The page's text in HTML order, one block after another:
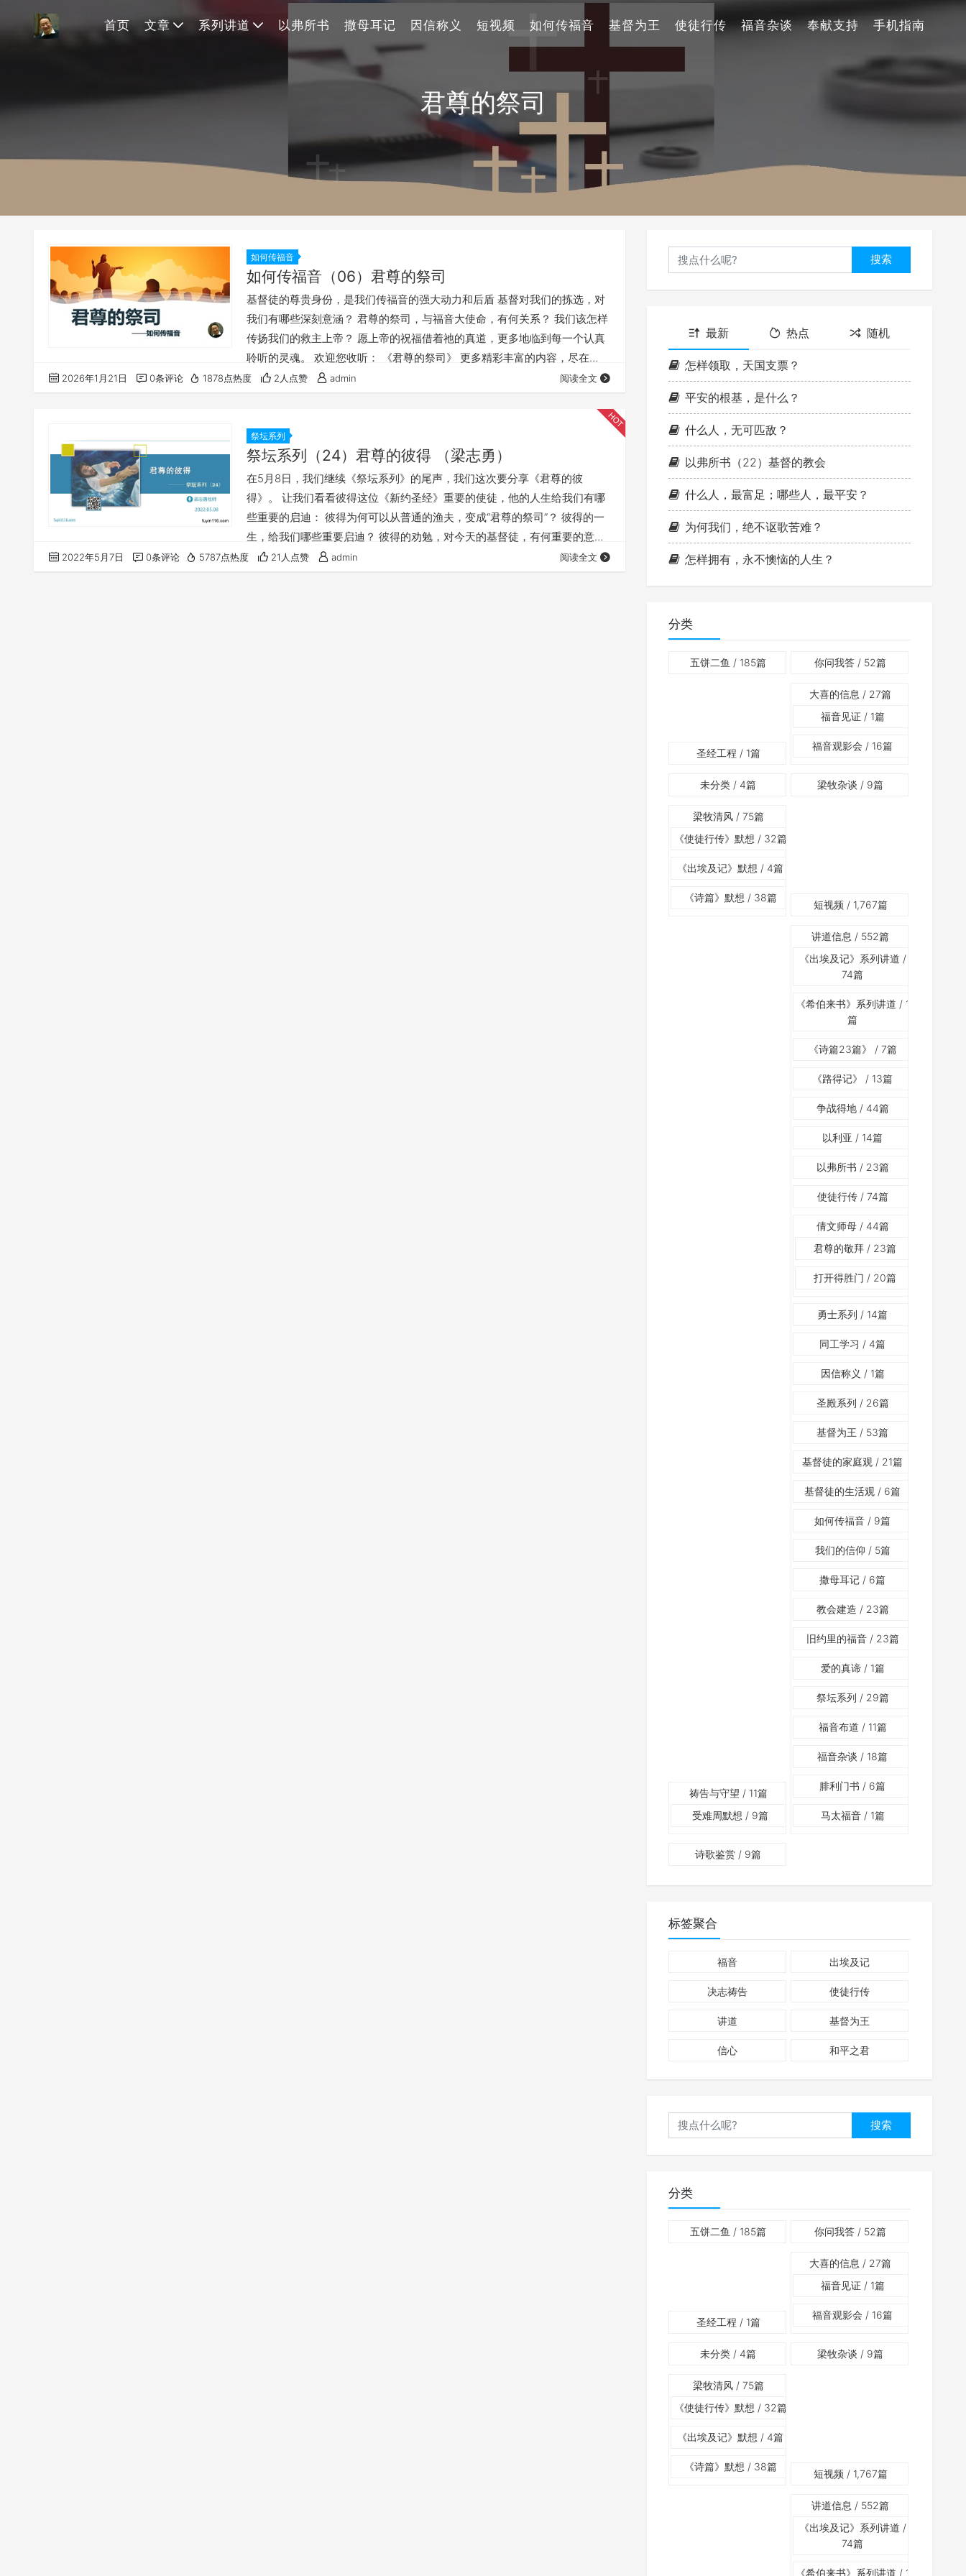
首页 文章 系列讲道 以弗所书 撒母耳记 因信称义 短视频 如何传福音 基督为王 使徒行传 福音杂谈 奉献支持 手机指南
君尊的祭司
如何传福音
如何传福音（06）君尊的祭司
基督徒的尊贵身份，是我们传福音的强大动力和后盾 基督对我们的拣选，对
我们有哪些深刻意涵？ 君尊的祭司，与福音大使命，有何关系？ 我们该怎样
传扬我们的救主上帝？ 愿上帝的祝福借着祂的真道，更多地临到每一个认真
聆听的灵魂。 欢迎您收听： 《君尊的祭司》 更多精彩丰富的内容，尽在
fuyin116.com；欢迎在浏览器里收藏访问我们的网站，不受微信的限制 本文
链接： https://fuyin116.com/loeq 您也可以点击下面的链接，收听本系列其
列…
2026年1月21日 0条评论 1878点热度 2人点赞 admin 阅读全文
祭坛系列
祭坛系列（24）君尊的彼得 （梁志勇）
在5月8日，我们继续《祭坛系列》的尾声，我们这次要分享《君尊的彼
得》。 让我们看看彼得这位《新约圣经》重要的使徒，他的人生给我们有哪
些重要的启迪： 彼得为何可以从普通的渔夫，变成“君尊的祭司”？ 彼得的一
生，给我们哪些重要启迪？ 彼得的劝勉，对今天的基督徒，有何重要的意
义？ 点击音频媒体前面的小三角“►”就可以播放： 我们的阿爸天父，感
谢赞美你 感谢你赐给我们《圣经》真理，让我们认识“祭坛”与我们信仰的关
2022年5月7日 0条评论 5787点热度 21人点赞 admin 阅读全文
搜索
最新 热点 随机
怎样领取，天国支票？
平安的根基，是什么？
什么人，无可匹敌？
以弗所书（22）基督的教会
什么人，最富足；哪些人，最平安？
为何我们，绝不讴歌苦难？
怎样拥有，永不懊恼的人生？
分类
五饼二鱼 / 185篇 你问我答 / 52篇
圣经工程 / 1篇
大喜的信息 / 27篇
福音见证 / 1篇
福音观影会 / 16篇
未分类 / 4篇 梁牧杂谈 / 9篇
梁牧清风/ 75篇
《使徒行传》默想 / 32篇
《出埃及记》默想 / 4篇
《诗篇》默想 / 38篇
短视频/ 1,767篇
祷告与守望 / 11篇
受难周默想 / 9篇
讲道信息 / 552篇
《出埃及记》系列讲道 /
74篇
《希伯来书》系列讲道 / 1
篇
《诗篇23篇》 / 7篇
《路得记》 / 13篇
争战得地/ 44篇
以利亚 / 14篇
以弗所书 / 23篇
使徒行传/ 74篇
倩文师母/ 44篇
君尊的敬拜/ 23篇
打开得胜门 / 20篇
勇士系列 / 14篇
同工学习 / 4篇
因信称义 / 1篇
圣殿系列 / 26篇
基督为王 / 53篇
基督徒的家庭观 / 21篇
基督徒的生活观 / 6篇
如何传福音 / 9篇
我们的信仰 / 5篇
撒母耳记 / 6篇
教会建造 / 23篇
旧约里的福音/ 23篇
爱的真谛/ 1篇
祭坛系列 / 29篇
福音布道 / 11篇
福音杂谈 / 18篇
腓利门书 / 6篇
马太福音/ 1篇
诗歌鉴赏 / 9篇
标签聚合
福音 出埃及记
决志祷告 使徒行传
讲道 基督为王
信心 和平之君
搜索
分类
五饼二鱼 / 185篇 你问我答 / 52篇
圣经工程 / 1篇
大喜的信息 / 27篇
福音见证 / 1篇
福音观影会 / 16篇
未分类 / 4篇 梁牧杂谈 / 9篇
梁牧清风/ 75篇
《使徒行传》默想 / 32篇
《出埃及记》默想 / 4篇
《诗篇》默想 / 38篇
短视频/ 1,767篇
讲道信息 / 552篇
《出埃及记》系列讲道 /
74篇
《希伯来书》系列讲道 / 1